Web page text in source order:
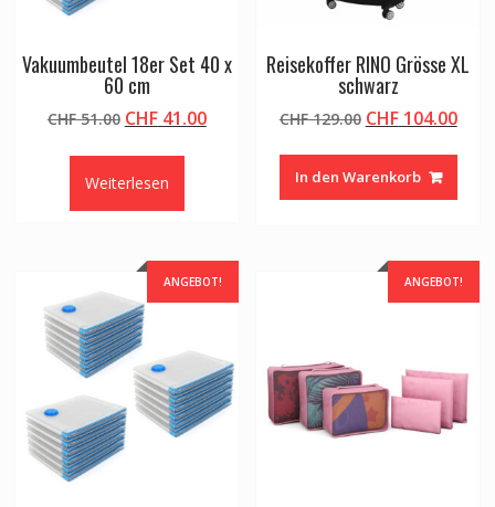
Vakuumbeutel 18er Set 40 x
60 cm
CHF51.00 Ursprünglicher
CHF 51.00
CHF41.00Aktueller
Weiterlesen
Reisekoffer RINO Grösse XL
schwarz
CHF129.00 Ursprünglicher
war:
CHF 129.00
CHF104.00
In den Warenkorb
ANGEBOT! ANGEBOT!